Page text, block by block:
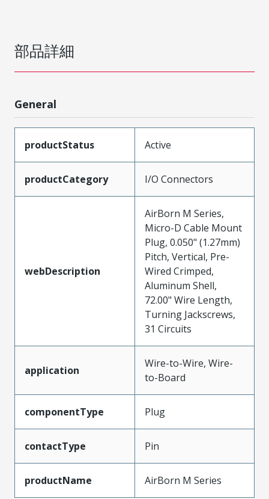
部品詳細
General
productStatus Active
productCategory I/O Connectors
webDescription
AirBorn M Series,
Micro-D Cable Mount
Plug, 0.050" (1.27mm)
Pitch, Vertical, Pre-
Wired Crimped,
Aluminum Shell,
72.00" Wire Length,
Turning Jackscrews,
31 Circuits
application
Wire-to-Wire, Wire-
to-Board
componentType Plug
contactType Pin
productName AirBorn M Series